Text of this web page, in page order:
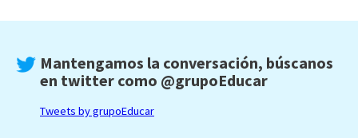
Mantengamos la conversación, búscanos
en twitter como @grupoEducar
Tweets by grupoEducar